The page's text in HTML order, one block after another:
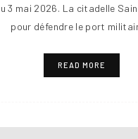
3 mai 2026. La citadelle
pour défendre le port
READ MORE